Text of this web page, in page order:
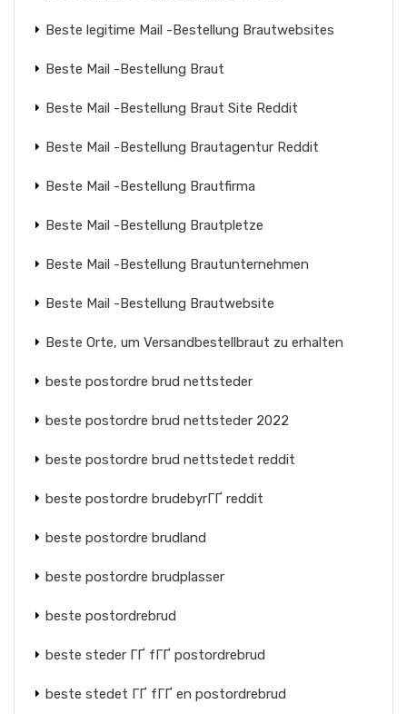
Beste legitime Mail -Bestellung Brautwebsites
Beste Mail -Bestellung Braut
Beste Mail -Bestellung Braut Site Reddit
Beste Mail -Bestellung Brautagentur Reddit
Beste Mail -Bestellung Brautfirma
Beste Mail -Bestellung Brautpletze
Beste Mail -Bestellung Brautunternehmen
Beste Mail -Bestellung Brautwebsite
Beste Orte, um Versandbestellbraut zu erhalten
beste postordre brud nettsteder
beste postordre brud nettsteder 2022
beste postordre brud nettstedet reddit
beste postordre brudebyrГҐ reddit
beste postordre brudland
beste postordre brudplasser
beste postordrebrud
beste steder ГҐ fГҐ postordrebrud
beste stedet ГҐ fГҐ en postordrebrud